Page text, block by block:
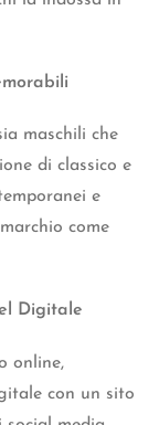
maschili che
di classico e
e
come
Digitale
online,
con un sito